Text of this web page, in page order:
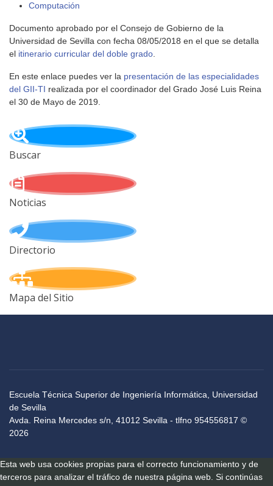
Computación
Documento aprobado por el Consejo de Gobierno de la
Universidad de Sevilla con fecha 08/05/2018 en el que se detalla
el itinerario curricular del doble grado
En este enlace puedes ver la presentación de las especialidades
del GII-TI realizada por el coordinador del Grado José Luis Reina
el 30 de Mayo de 2019.
Buscar
Noticias
Directorio
Mapa del Sitio
Escuela Técnica Superior de Ingeniería Informática, Universidad
de Sevilla
Avda. Reina Mercedes s/n, 41012 Sevilla - tlfno 954556817 ©
2026
Esta web usa cookies propias para el correcto funcionamiento y de
terceros para analizar el tráfico de nuestra página web. Si continúas